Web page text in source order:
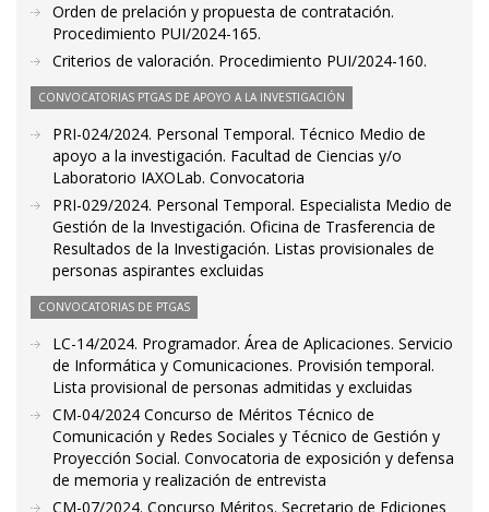
Orden de prelación y propuesta de contratación.
Procedimiento PUI/2024-165.
Criterios de valoración. Procedimiento PUI/2024-160.
CONVOCATORIAS PTGAS DE APOYO A LA INVESTIGACIÓN
PRI-024/2024. Personal Temporal. Técnico Medio de
apoyo a la investigación. Facultad de Ciencias y/o
Laboratorio IAXOLab. Convocatoria
PRI-029/2024. Personal Temporal. Especialista Medio de
Gestión de la Investigación. Oficina de Trasferencia de
Resultados de la Investigación. Listas provisionales de
personas aspirantes excluidas
CONVOCATORIAS DE PTGAS
LC-14/2024. Programador. Área de Aplicaciones. Servicio
de Informática y Comunicaciones. Provisión temporal.
Lista provisional de personas admitidas y excluidas
CM-04/2024 Concurso de Méritos Técnico de
Comunicación y Redes Sociales y Técnico de Gestión y
Proyección Social. Convocatoria de exposición y defensa
de memoria y realización de entrevista
CM-07/2024. Concurso Méritos. Secretario de Ediciones